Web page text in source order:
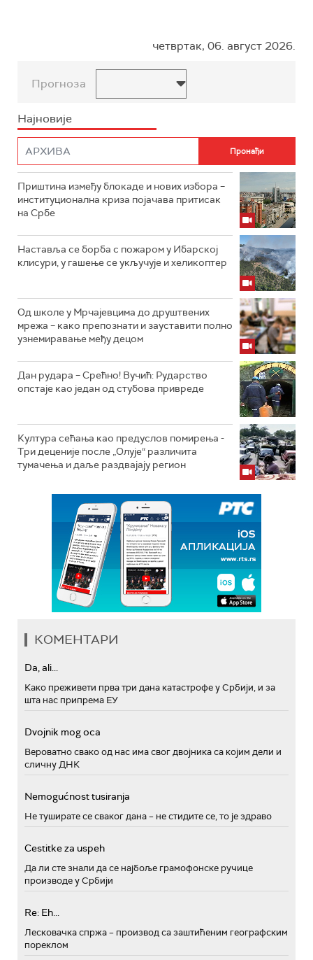
четвртак, 06. август 2026.
Прогноза
Најновије
Приштина између блокаде и нових избора –
институционална криза појачава притисак
на Србе
Наставља се борба с пожаром у Ибарској
клисури, у гашење се укључује и хеликоптер
Од школе у Мрчајевцима до друштвених
мрежа – како препознати и зауставити полно
узнемиравање међу децом
Дан рудара – Срећно! Вучић: Рударство
опстаје као један од стубова привреде
Култура сећања као предуслов помирења ­-
Три деценије после „Олује“ различита
тумачења и даље раздвајају регион
КОМЕНТАРИ
Da, ali...
Како преживети прва три дана катастрофе у Србији, и за
шта нас припрема ЕУ
Dvojnik mog oca
Вероватно свако од нас има свог двојника са којим дели и
сличну ДНК
Nemogućnost tusiranja
Не туширате се сваког дана – не стидите се, то је здраво
Cestitke za uspeh
Да ли сте знали да се најбоље грамофонске ручице
производе у Србији
Re: Eh...
Лесковачка спржа – производ са заштићеним географским
пореклом